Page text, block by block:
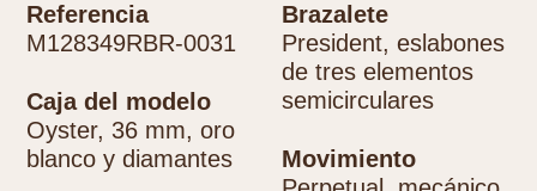
Referencia
M128349RBR-0031
Caja del modelo
Oyster, 36 mm, oro
blanco y diamantes
Brazalete
President, eslabones
de tres elementos
semicirculares
Movimiento